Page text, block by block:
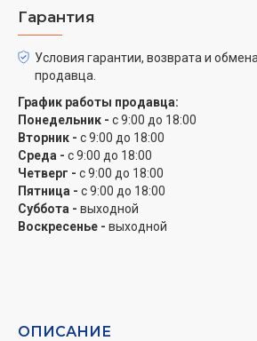
контейнеру для пыли объемом 2,5 л
конструкцией для большей
-Невероятная фильтрация
Установленная фильтрационная
являющаяся аналогом HEPA 13 и
уровень фильтрации пыли и
-Полный комплект для уборки
Откройте для себя удобные
типов полов и труднодоступных
Гарантия
Условия гарантии, возврата и
продавца.
График работы продавца:
Понедельник - с 9:00 до 18:00
Вторник - с 9:00 до 18:00
Среда - с 9:00 до 18:00
Четверг - с 9:00 до 18:00
Пятница - с 9:00 до 18:00
Суббота - выходной
Воскресенье - выходной
ОПИСАНИЕ